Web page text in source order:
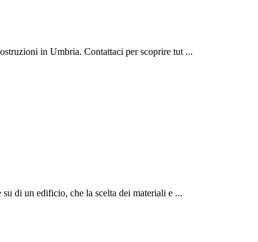
in Umbria. Contattaci per scoprire tut ...
di un edificio, che la scelta dei materiali e ...